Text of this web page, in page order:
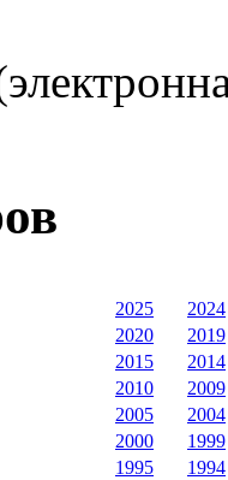
2025
2024
2020
2019
2015
2014
2010
2009
2005
2004
2000
1999
1995
1994